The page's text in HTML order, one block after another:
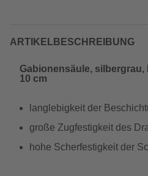
ARTIKELBESCHREIBUNG
Gabionensäule, silbergrau,
10 cm
langlebigkeit der
große Zugfestigkeit des
hohe Scherfestigkeit der